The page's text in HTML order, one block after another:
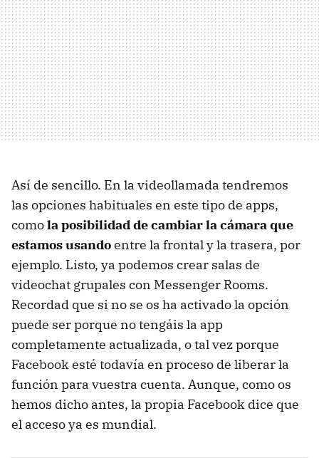
Así de sencillo. En la videollamada tendremos
las opciones habituales en este tipo de apps,
comola posibilidad de cambiar la cámara que
estamos usandoentre la frontal y la trasera, por
ejemplo. Listo, ya podemos crear salas de
videochat grupales con Messenger Rooms.
Recordad que si no se os ha activado la opción
puede ser porque no tengáis la app
completamente actualizada, o tal vez porque
Facebook esté todavía en proceso de liberar la
función para vuestra cuenta. Aunque, como os
hemos dicho antes, la propia Facebook dice que
el acceso ya es mundial.